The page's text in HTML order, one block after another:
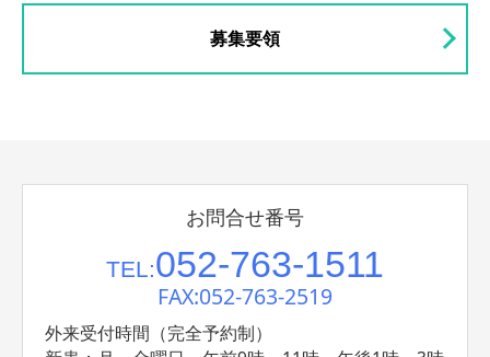
募集要領
お問合せ番号
TEL:052-763-1511
FAX:052-763-2519
外来受付時間（完全予約制）